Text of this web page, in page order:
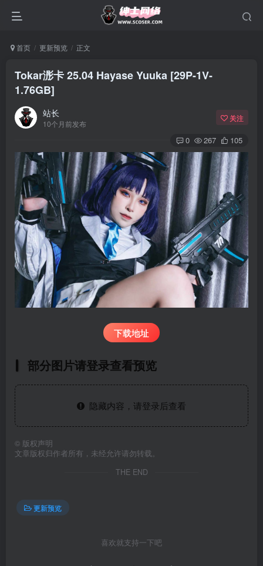
首页 更新预览 正文
Tokar浵卡 25.04 Hayase Yuuka [29P-1V-
1.76GB]
站长
10个月前发布
关注
0 267 105
下载地址
部分图片请登录查看预览
隐藏内容，请登录后查看
© 版权声明
文章版权归作者所有，未经允许请勿转载。
THE END
更新预览
喜欢就支持一下吧